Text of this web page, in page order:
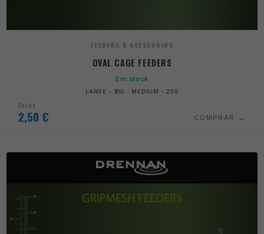
FEEDERS & ACESSÓRIOS
OVAL CAGE FEEDERS
Em stock
LARGE - 30G · MEDIUM - 25G
Desde
2,50 € COMPRAR